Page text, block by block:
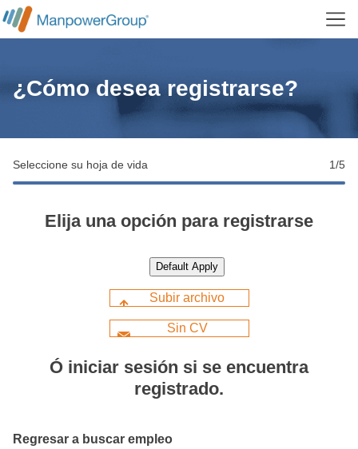
¿Cómo desea registrarse?
Seleccione su hoja de vida 1/5
Elija una opción para registrarse
Default Apply
Subir archivo
Sin CV
Ó iniciar sesión si se encuentra
registrado.
Regresar a buscar empleo